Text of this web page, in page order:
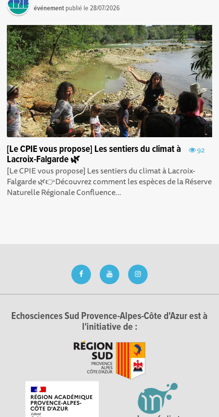
événement publié le28/07/2026
92
[Le CPIE vous propose] Les sentiers du climat à
Lacroix-Falgarde 🌿
[Le CPIE vous propose] Les sentiers du climat à Lacroix-
Falgarde 🌿👉Découvrez comment les espèces de la Réserve
Naturelle Régionale Confluence...
Echosciences Sud Provence-Alpes-Côte d'Azur est à
l'initiative de :